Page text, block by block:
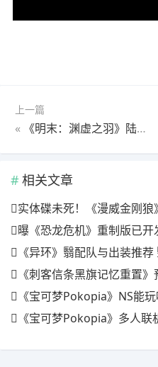
上一篇
« 《明末：渊虚之羽》陆红柳逃课打法分享
相关文章
实体碟未死！《漫威金刚
曝《恐龙危机》重制版已
《异环》翳配队与出装推
《刺客信条黑旗记忆重置》预
《宝可梦Pokopia》NS能
《宝可梦Pokopia》多人联